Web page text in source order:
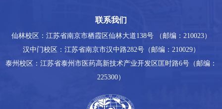
联系我们
仙林校区：江苏省南京市栖霞区仙林大道138号 （邮编：210023）
汉中门校区：江苏省南京市汉中路282号（邮编：210029）
泰州校区：江苏省泰州市医药高新技术产业开发区匡时路6号（邮编：
225300）